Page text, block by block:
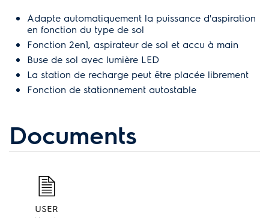
Adapte automatiquement la puissance d'aspiration
en fonction du type de sol
Fonction 2en1, aspirateur de sol et accu à main
Buse de sol avec lumière LED
La station de recharge peut être placée librement
Fonction de stationnement autostable
Documents
USER